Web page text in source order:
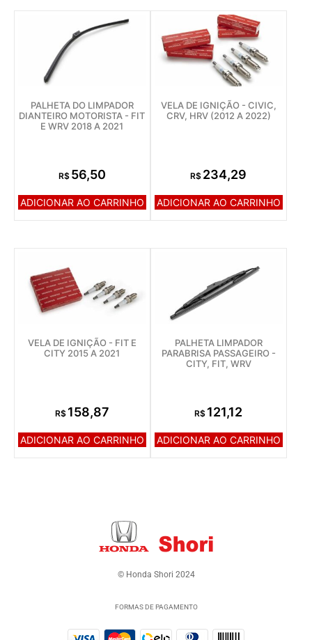
PALHETA DO LIMPADOR
DIANTEIRO MOTORISTA - FIT
E WRV 2018 A 2021
R$ 56,50
ADICIONAR AO CARRINHO
VELA DE IGNIÇÃO - CIVIC,
CRV, HRV (2012 A 2022)
R$ 234,29
ADICIONAR AO CARRINHO
VELA DE IGNIÇÃO - FIT E
CITY 2015 A 2021
R$ 158,87
ADICIONAR AO CARRINHO
PALHETA LIMPADOR
PARABRISA PASSAGEIRO -
CITY, FIT, WRV
R$ 121,12
ADICIONAR AO CARRINHO
© Honda Shori 2024
FORMAS DE PAGAMENTO